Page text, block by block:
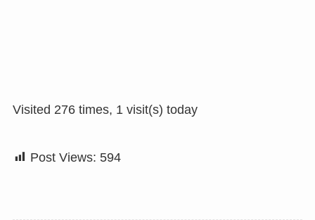
Visited 276 times, 1 visit(s) today
Post Views: 594